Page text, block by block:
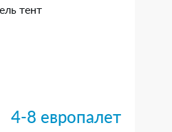
4-8 европалет